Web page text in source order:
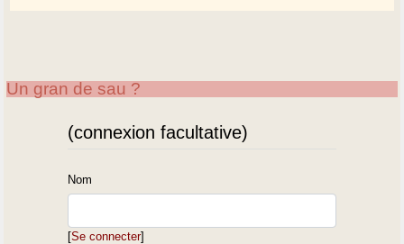
Un gran de sau ?
(connexion facultative)
Nom
[Se connecter]